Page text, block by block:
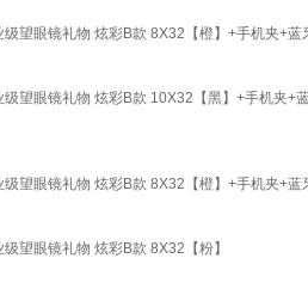
望眼镜礼物 炫彩B款 8X32【橙】+手机夹+蓝
望眼镜礼物 炫彩B款 10X32【黑】+手机夹+
望眼镜礼物 炫彩B款 8X32【橙】+手机夹+蓝
望眼镜礼物 炫彩B款 8X32【粉】